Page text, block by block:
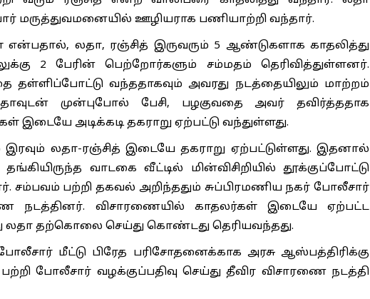
மருத்துவமனையில் ஊழியராக பணியாற்றி வந்தார்.
என்பதால், லதா, ரஞ்சித் இருவரும் 5 ஆண்டுகளாக காதலித்து
2 பேரின் பெற்றோர்களும் சம்மதம் தெரிவித்துள்ளனர்.
தள்ளிப்போட்டு வந்ததாகவும் அவரது நடத்தையிலும் மாற்றம்
முன்புபோல் பேசி, பழகுவதை அவர் தவிர்த்ததாக
இடையே அடிக்கடி தகராறு ஏற்பட்டு வந்துள்ளது.
லதா-ரஞ்சித் இடையே தகராறு ஏற்பட்டுள்ளது. இதனால்
வாடகை வீட்டில் மின்விசிறியில் தூக்குப்போட்டு
பற்றி தகவல் அறிந்ததும் சுப்பிரமணிய நகர் போலீசார்
நடத்தினர். விசாரணையில் காதலர்கள் இடையே ஏற்பட்ட
லதா தற்கொலை செய்து கொண்டது தெரியவந்தது.
மீட்டு பிரேத பரிசோதனைக்காக அரசு ஆஸ்பத்திரிக்கு
போலீசார் வழக்குப்பதிவு செய்து தீவிர விசாரணை நடத்தி